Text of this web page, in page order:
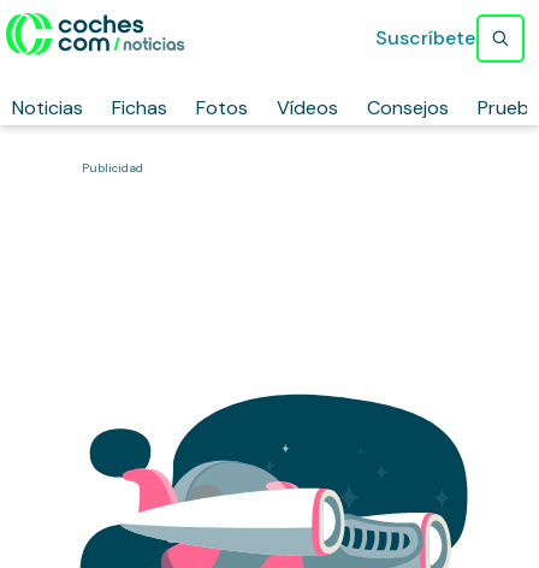
Noticias Fichas Fotos Vídeos Consejos
Suscríbete
Publicidad